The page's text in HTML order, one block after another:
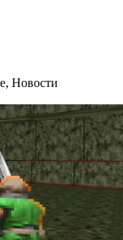
, Новости